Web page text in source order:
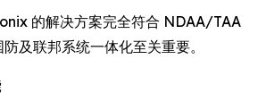
的解决方案完全符合 NDAA/TAA
及联邦系统一体化至关重要。